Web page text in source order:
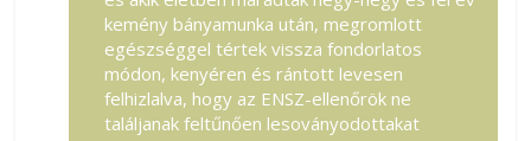
kemény bányamunka után, megromlott
egészséggel tértek vissza fondorlatos
módon, kenyéren és rántott levesen
felhizlalva, hogy az ENSZ-ellenőrök ne
találjanak feltűnően lesoványodottakat